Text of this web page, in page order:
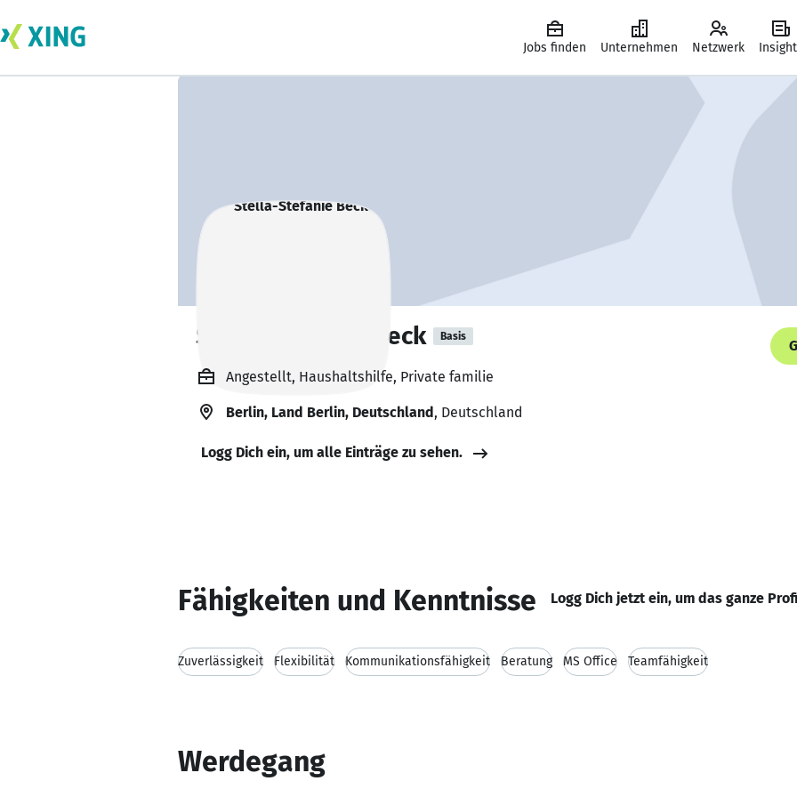
Jobs finden Unternehmen Netzwerk
Stella-Stefanie Beck Basis
Angestellt, Haushaltshilfe, Private familie
Berlin, Land Berlin, Deutschland, Deutschland
Logg Dich ein, um alle Einträge zu sehen.
Fähigkeiten und Kenntnisse Logg Dich jetzt ein, um das ganze
Zuverlässigkeit Flexibilität Kommunikationsfähigkeit Beratung MS Office Teamfähigkeit
Werdegang